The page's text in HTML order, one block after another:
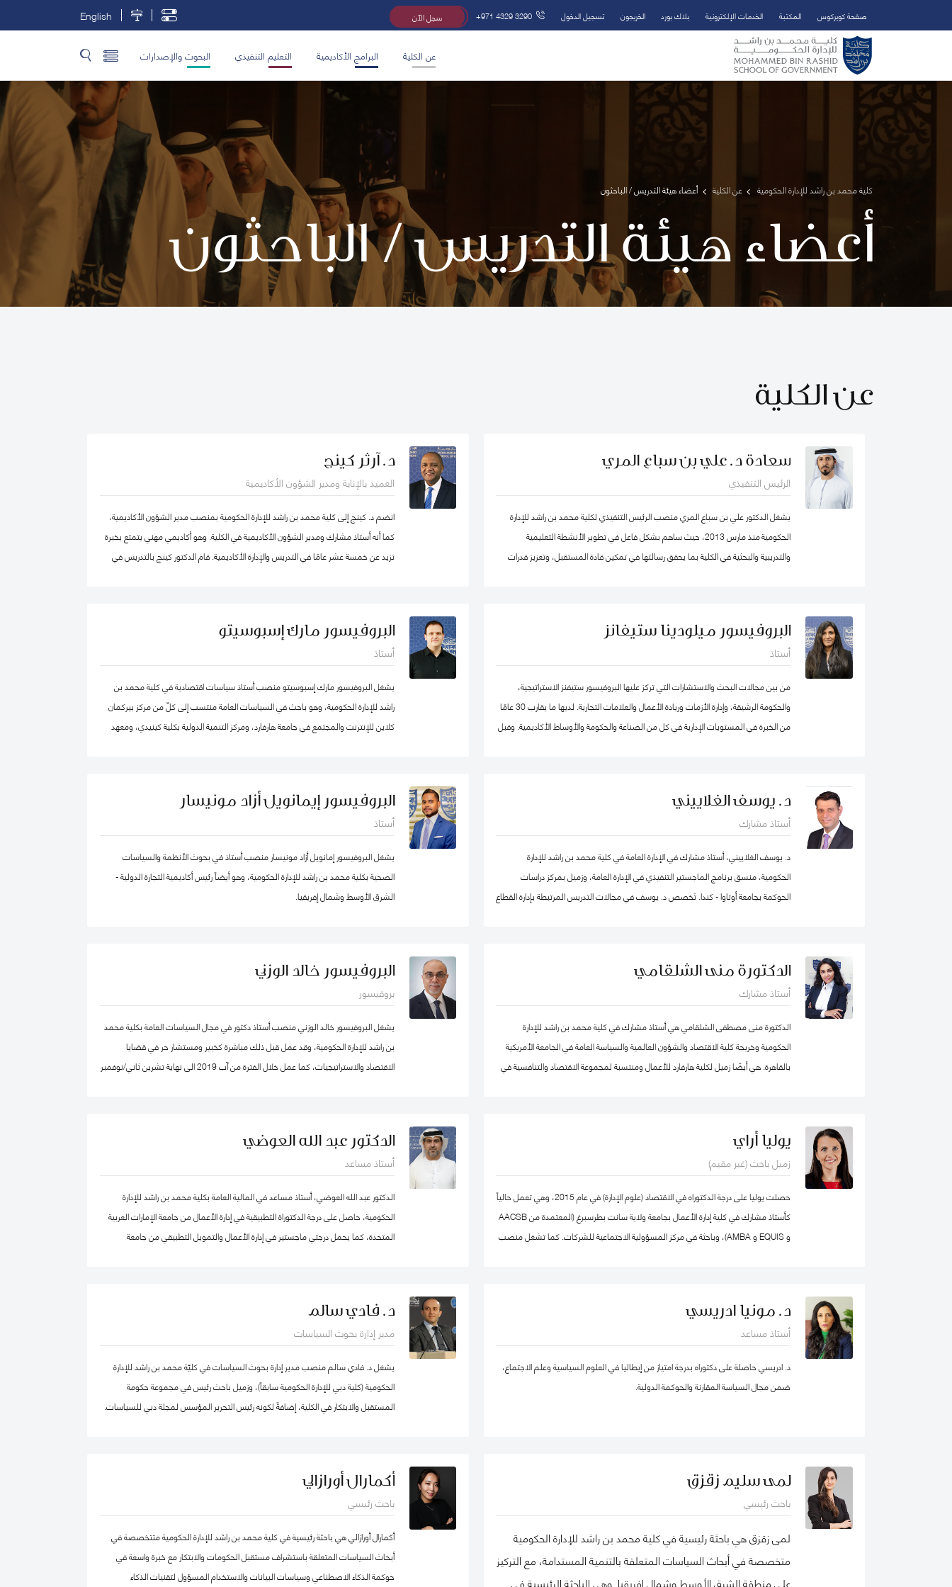
تخطي إلى المحتوى الرئيسي
فتح قائمة الوصول
صفحة كويركوس المكتبة الخدمات الإلكترونية بلاك بورد الخريجون تسجيل الدخول +971 4329 3290 سجل الآن English
عن الكلية البرامج الأكاديمية التعليم التنفيذي البحوث والإصدارات
كلية محمد بن راشد للإدارة الحكومية عن الكلية أعضاء هيئة التدريس / الباحثون
أعضاء هيئة التدريس / الباحثون
عن الكلية
سعادة د. علي بن سباع المري
الرئيس التنفيذي
يشغل الدكتور علي بن سباع المري منصب الرئيس التنفيذي لكلية محمد بن راشد للإدارة
الحكومية منذ مارس 2013، حيث ساهم بشكل فاعل في تطوير الأنشطة التعليمية
والتدريبية والبحثية في الكلية بما يحقق رسالتها في تمكين قادة المستقبل، وتعزيز قدرات
د. آرثر كينج
العميد بالإنابة ومدير الشؤون الأكاديمية
انضم د. كينج إلى كلية محمد بن راشد للإدارة الحكومية بمنصب مدير الشؤون الأكاديمية،
كما أنه أستاذ مشارك ومدير الشؤون الأكاديمية في الكلية. وهو أكاديمي مهني يتمتع بخبرة
تزيد عن خمسة عشر عامًا في التدريس والإدارة الأكاديمية. قام الدكتور كينج بالتدريس في
الأعمال، وعميدًا لجامعة في الكويت مؤخرًا.
البروفيسور ميلودينا ستيفانز
أستاذ
من بين مجالات البحث والاستشارات التي تركز عليها البروفيسور ستيفنز الاستراتيجية،
والحكومة الرشيقة، وإدارة الأزمات وريادة الأعمال والعلامات التجارية. لديها ما يقارب 30 عامًا
من الخبرة في المستويات الإدارية في كل من الصناعة والحكومة والأوساط الأكاديمية. وقبل
الجامعات الخاصة في الإمارات العربية المتحدة ، حيث تولت منصب نائب العميد ومدير
برنامج الماجستير في إدارة الأعمال. شاركت بنشاط في لجان الاعتماد ولجان الاعتماد في كل
عاشت في الولايات المتحدة الأمريكية والهند وتايوان وألمانيا. البروفيسور ستيفنز عضو في
العديد من المجالس الاستشارية، وهي جزء من مجموعتي عمل حول أخلاقيات الذكاء
الاصطناعي في IEEE SA
البروفيسور مارك إسبوسيتو
أستاذ
يشغل البروفيسور مارك إسبوسيتو منصب أستاذ سياسات اقتصادية في كلية محمد بن
راشد للإدارة الحكومية، وهو باحث في السياسات العامة منتسب إلى كلّ من مركز بيركمان
كلاين للإنترنت والمجتمع في جامعة هارفارد، ومركز التنمية الدولية بكلية كينيدي، ومعهد
التفكير The Chart ThinkTank، ويشغل منصب كبير الاقتصاديين في مختبر الذكاء
الاصطناعي micro1 في وادي السيليكون.
د. يوسف الغلاييني
أستاذ مشارك
د. يوسف الغلاييني، أستاذ مشارك في الإدارة العامة في كلية محمد بن راشد للإدارة
الحكومية، منسق برنامج الماجستير التنفيذي في الإدارة العامة، وزميل بمركز دراسات
الحوكمة بجامعة أوتاوا - كندا. تَخصص د. يوسف في مجالات التدريس المرتبطة بإدارة القطاع
برنامج إدارة الموارد البشرية في كلية إدارة الأعمال في الكلية الأسترالية في دولة الكويت. قبل
ذلك، عمل كمستشار للحكومة الاتحادية في كندا في عدد من المشاريع المرتبطة بالتطوير
للحكومة الاتحادية بما في ذلك مجالات التفكير الاستراتيجي والإدارة القائمة على النتائج تحت
بند تنفيذ البرامج الحكومية والسياسات العامة.
البروفيسور إيمانويل أزاد مونيسار
أستاذ
يشغل البروفيسور إمانويل أزاد مونيسار منصب أستاذ في بحوث الأنظمة والسياسات
الصحية بكلية محمد بن راشد للإدارة الحكومية، وهو أيضاً رئيس أكاديمية التجارة الدولية -
الشرق الأوسط وشمال إفريقيا.
الدكتورة منى الشلقامي
أستاذ مشارك
الدكتورة منى مصطفى الشلقامي هي أستاذ مشارك في كلية محمد بن راشد للإدارة
الحكومية وخريجة كلية الاقتصاد والشؤون العالمية والسياسة العامة في الجامعة الأمريكية
بالقاهرة. هي أيضًا زميل لكلية هارفارد للأعمال ومنتسبة لمجموعة الاقتصاد والتنافسية في
مجلة الأعمال والاقتصاد؛ وجامعة كامبريدج. الدكتورة منى حاليًا عضو في شبكة الخبراء
الإقليمية التابعة لمنظمة الأغذية والزراعة ورئيستها ايضا. حصلت على درجة الدكتوراه. من
الاقتصاد من الجامعة الأمريكية بالقاهرة.
البروفيسور خالد الوزني
بروفيسور
يشغل البروفيسور خالد الوزني منصب أستاذ دكتور في مجال السياسات العامة بكلية محمد
بن راشد للإدارة الحكومية، وقد عمل قبل ذلك مباشرة كخبير ومستشار حر في قضايا
الاقتصاد والاستراتيجيات، كما عمل خلال الفترة من آب 2019 الى نهاية تشرين ثاني/نوفمبر
وعمل بين الفترة 2006-2011 في القطاع الخاص مديرا عاما ورئيسا تنفيذيا لسرايا العقبة،
وتعمير الاردنية القابضة ودارات الأردنية القابضة.
يوليا أراي
زميل باحث (غير مقيم)
حصلت يوليا على درجة الدكتوراه في الاقتصاد (علوم الإدارة) في عام 2015، وهي تعمل حالياً
كأستاذ مشارك في كلية إدارة الأعمال بجامعة ولاية سانت بطرسبرغ (المعتمدة من AACSB
و EQUIS و AMBA)، وباحثة في مركز المسؤولية الاجتماعية للشركات. كما تشغل منصب
والمسؤولية الاجتماعية للشركات. وهي عضو نشط في الشبكة الدولية للباحثين في ريادة
في روسيا من المنظمات العامة والخاصة. ألّفت أكثر من 30 منشورًا في مجلات وطنية
ودولية، وكتب، ومجموعات دراسات حالة. نُشرت أعمالها في مراجعة الأعمال الدولية،
الدكتور عبد الله العوضي
أستاذ مساعد
الدكتور عبد الله العوضي، أستاذ مساعد في المالية العامة بكلية محمد بن راشد للإدارة
الحكومية، حاصل على درجة الدكتوراة التطبيقية في إدارة الأعمال من جامعة الإمارات العربية
المتحدة، كما يحمل درجتي ماجستير في إدارة الأعمال والتمويل التطبيقي من جامعة
والحسابات، الإدارة الإستراتيجية، وتطوير الأعمال، وذلك في كل من: القطاع الحكومي،
والقطاع شبه الحكومي، والقطاع الخاص. كما أ، الدكتور عبد الله مدقق حسابات معتمد،
د. مونيا ادريسي
أستاذ مساعد
د. ادريسي حاصلة على دكتوراه بدرجة امتياز من إيطاليا في العلوم السياسية وعلم الاجتماع،
ضمن مجال السياسة المقارنة والحوكمة الدولية.
د. فادي سالم
مدير إدارة بحوث السياسات
يشغل د. فادي سالم منصب مدير إدارة بحوث السياسات في كليّة محمد بن راشد للإدارة
الحكومية (كلية دبي للإدارة الحكومية سابقاً)، وزميل باحث رئيس في مجموعة حكومة
المستقبل والابتكار في الكلية، إضافةً لكونه رئيس التحرير المؤسس لمجلة دبي للسياسات.
السياسات العامة في تخصص الحوكمة الرقمية من جامعة أكسفورد العريقة وشهادة
الماجيستير في إدارة أنظمة المعلومات من كلية لندن للعلوم الاقتصادية والسياسية، إضافة
المفكرين والمتخصصين عالمياً في مجالات الحكومة الرقمية ومستقبل العمل الحكومي
وسياسات البيانات، حيث تشمل مجالات تخصّصه الحوكمة الرقمية والسياسات
لمى سليم زقزق
باحث رئيسي
لمى زقزق هي باحثة رئيسية في كلية محمد بن راشد للإدارة الحكومية
متخصصة في أبحاث السياسات المتعلقة بالتنمية المستدامة، مع التركيز
على منطقة الشرق الأوسط وشمال إفريقيا. وهي الباحثة الرئيسية في
أكمارال أورازالي
باحث رئيسي
أكمارال أورازالي هي باحثة رئيسية في كلية محمد بن راشد للإدارة الحكومية متتخصصة في
أبحاث السياسات المتعلقة باستشراف مستقبل الحكومات والابتكار مع خبرة واسعة في
حوكمة الذكاء الاصطناعي وسياسات البيانات والاستخدام المسؤول لتقنيات الذكاء